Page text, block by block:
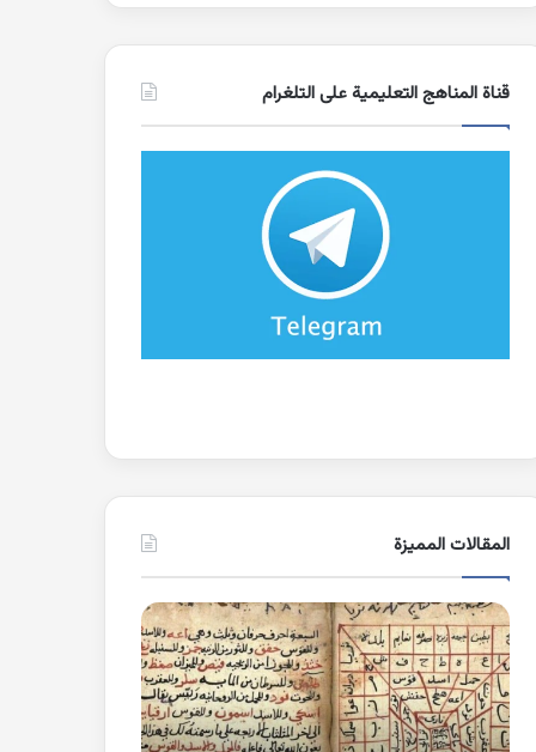
قناة المناهج التعليمية على التلغرام
المقالات المميزة
اسماء
الجن
في
كتاب
شمس
المعارف
كلمات
بها
همزة
متطرفة
على
الواو